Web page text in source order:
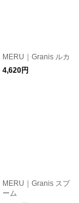
MERU｜Granis ルカ
4,620円
MERU｜Granis スプ
ーム